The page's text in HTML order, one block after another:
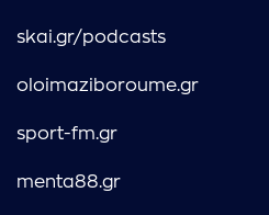
skai.gr/podcasts
oloimaziboroume.gr
sport-fm.gr
menta88.gr